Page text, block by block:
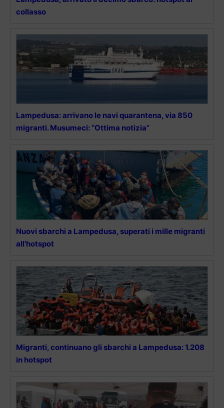
collasso
Lampedusa: arrivano le navi quarantena, via 850
migranti. Musumeci: “Ottima notizia”
Nuovi sbarchi a Lampedusa, superati i mille migranti
all’hotspot
Migranti, continuano gli sbarchi a Lampedusa: 1.208
in hotspot